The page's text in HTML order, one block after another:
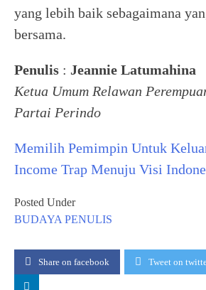
yang lebih baik sebagaimana
bersama.
Penulis : Jeannie Latumahina
Ketua Umum Relawan
Partai Perindo
Memilih Pemimpin Untuk
Income Trap Menuju Visi
Posted Under
BUDAYA PENULIS
Share on facebook Tweet on